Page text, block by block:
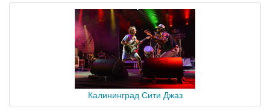
Калининград Сити Джаз